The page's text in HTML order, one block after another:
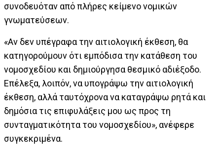
συνοδευόταν από πλήρες κείμενο νομικών
γνωματεύσεων.
«Αν δεν υπέγραφα την αιτιολογική έκθεση, θα
κατηγορούμουν ότι εμπόδισα την κατάθεση του
νομοσχεδίου και δημιούργησα θεσμικό αδιέξοδο.
Επέλεξα, λοιπόν, να υπογράψω την αιτιολογική
έκθεση, αλλά ταυτόχρονα να καταγράψω ρητά και
δημόσια τις επιφυλάξεις μου ως προς τη
συνταγματικότητα του νομοσχεδίου», ανέφερε
συγκεκριμένα.